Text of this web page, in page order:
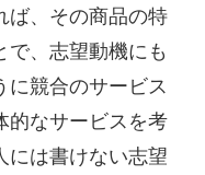
ば、その商品の特
で、志望動機にも
に競合のサービス
的なサービスを考
には書けない志望